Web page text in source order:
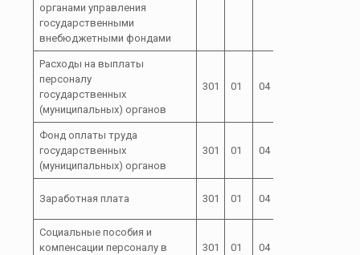
органами управления
государственными
внебюджетными фондами
Расходы на выплаты
персоналу
государственных
(муниципальных) органов
301 01 04
Фонд оплаты труда
государственных
(муниципальных) органов
301 01 04
Заработная плата 301 01 04
Социальные пособия и
компенсации персоналу в
301 01 04